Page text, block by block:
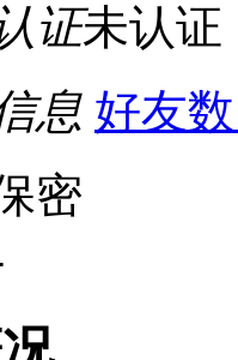
证未认证
息 好友
密